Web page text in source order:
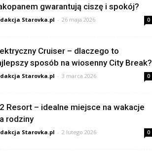
gwarantują ciszę i spokój?
Starovka.pl - 26 maja 2026 0
Cruiser – dlaczego to
sposób na wiosenny City Break?
Starovka.pl - 3 marca 2026 0
Resort – idealne miejsce na wakacje
rodziny
Starovka.pl - 2 lutego 2026 0